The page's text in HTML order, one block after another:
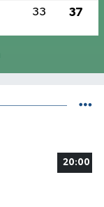
33 37
20:00